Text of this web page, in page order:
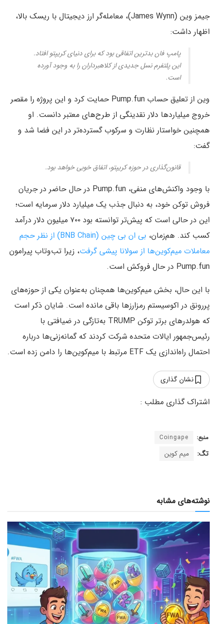
جیمز وین (James Wynn)، معامله‌گر ارز دیجیتال با ریسک بالا،
اظهار داشت:
پامپ فان بدترین اتفاقی بود که برای دنیای کریپتو افتاد.
این پلتفرم نسل جدیدی از کلاهبرداران را به وجود آورده
است.
وین از تعلیق حساب Pump.fun حمایت کرد و این پروژه را مقصر
خروج میلیاردها دلار نقدینگی از طرح‌های معتبر دانست. او
همچنین خواستار نظارت و سرکوب گسترده‌تر در این فضا شد و
گفت:
قانون‌گذاری در حوزه کریپتو، اتفاق خوبی خواهد بود.
با وجود واکنش‌های منفی، Pump.fun در حال حاضر در جریان
فروش توکن خود، به دنبال جذب یک میلیارد دلار سرمایه است؛
این در حالی است که پیش‌تر توانسته بود ۷۰۰ میلیون دلار درآمد
کسب کند. هم‌زمان،
بی ان بی چین (BNB Chain) از نظر حجم
معاملات میم‌کوین‌ها از سولانا پیشی گرفت، زیرا تب‌وتاب پیرامون
Pump.fun در حال فروکش است.
با این حال، بخش میم‌کوین‌ها همچنان به‌عنوان یکی از حوزه‌های
پررونق در اکوسیستم رمزارزها باقی مانده است. شایان ذکر است
که هولدرهای برتر توکن TRUMP به‌تازگی در ضیافتی با
رئیس‌جمهور ایالات متحده شرکت کردند که گمانه‌زنی‌ها درباره
احتمال راه‌اندازی یک ETF مرتبط با میم‌کوین‌ها را دامن زده است.
نشان گذاری
منبع: Coingape
تگ: میم کوین
نوشته‌های مشابه